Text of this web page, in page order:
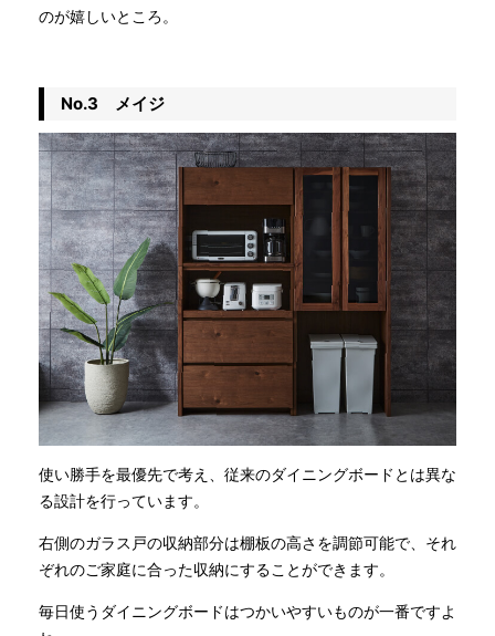
のが嬉しいところ。
No.3 メイジ
使い勝手を最優先で考え、従来のダイニングボードとは異な
る設計を行っています。
右側のガラス戸の収納部分は棚板の高さを調節可能で、それ
ぞれのご家庭に合った収納にすることができます。
毎日使うダイニングボードはつかいやすいものが一番ですよ